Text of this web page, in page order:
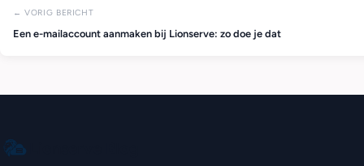
← VORIG BERICHT
Een e-mailaccount aanmaken bij Lionserve: zo doe je dat